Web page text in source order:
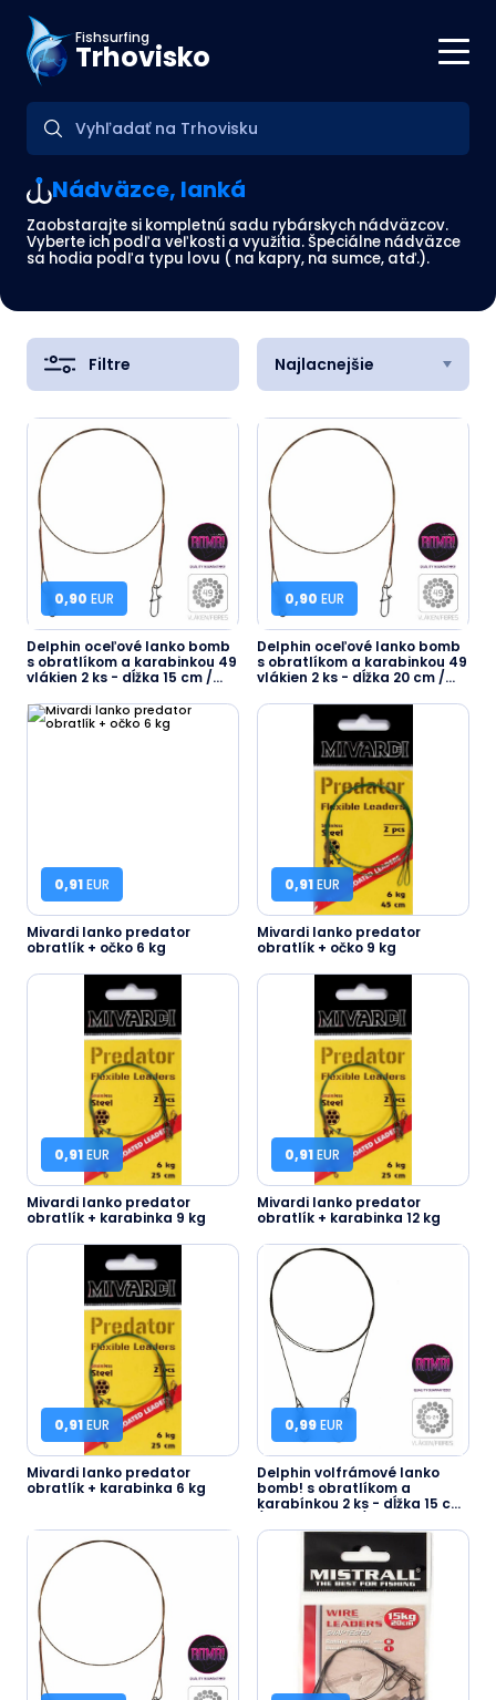
Fishsurfing
Trhovisko
Nádväzce, lanká
Zaobstarajte si kompletnú sadu rybárskych nádväzcov.
Vyberte ich podľa veľkosti a využitia. Špeciálne nádväzce
sa hodia podľa typu lovu ( na kapry, na sumce, atď.).
Filtre Najlacnejšie
0,90 EUR
Delphin oceľové lanko bomb
s obratlíkom a karabinkou 49
vlákien 2 ks - dĺžka 15 cm /
0,90 EUR
Delphin oceľové lanko bomb
s obratlíkom a karabinkou 49
vlákien 2 ks - dĺžka 20 cm /
0,91EUR
Mivardi lanko predator
obratlík + očko 6 kg
0,91EUR
Mivardi lanko predator
obratlík + očko 9 kg
0,91EUR
Mivardi lanko predator
obratlík + karabinka 9 kg
0,91EUR
Mivardi lanko predator
obratlík + karabinka 12 kg
0,91EUR
Mivardi lanko predator
obratlík + karabinka 6 kg
0,99EUR
Delphin volfrámové lanko
bomb! s obratlíkom a
karabínkou 2 ks - dĺžka 15 cm